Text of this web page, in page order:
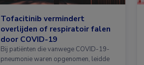
Tofacitinib vermindert
overlijden of respiratoir falen
door COVID-19
Bij patiënten die vanwege COVID-19-
pneumonie waren opgenomen, leidde